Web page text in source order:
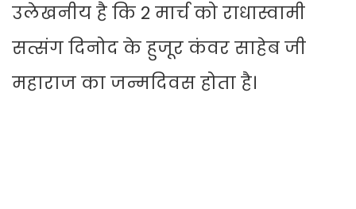
उलेखनीय है कि 2 मार्च को राधास्वामी
सत्संग दिनोद के हुजूर कंवर साहेब जी
महाराज का जन्मदिवस होता है।